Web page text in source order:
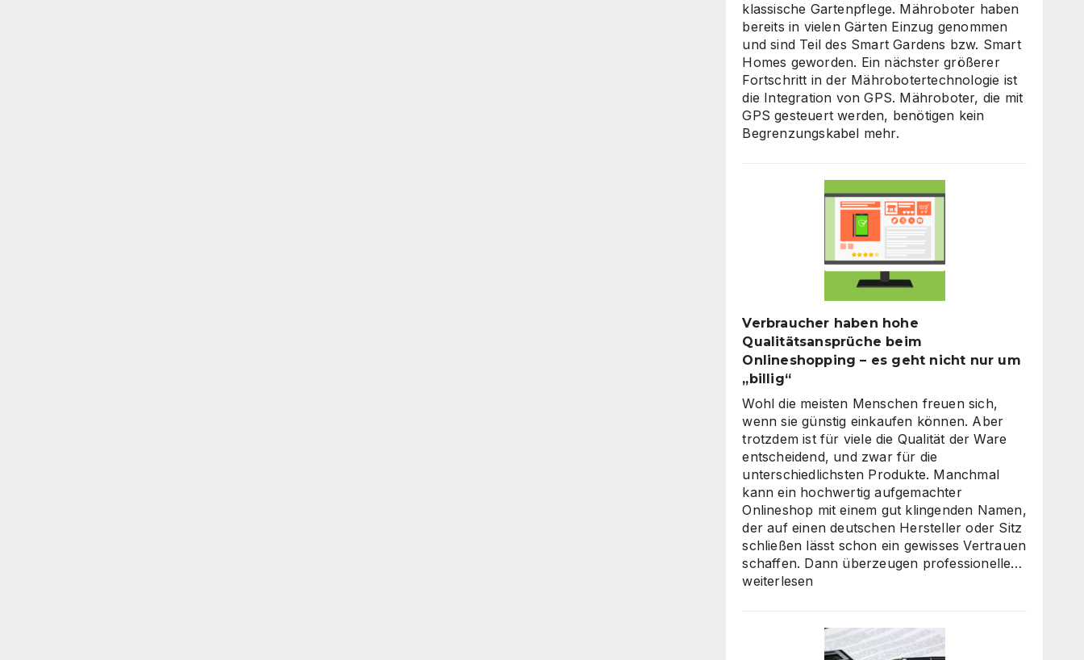
klassische Gartenpflege. Mähroboter haben
bereits in vielen Gärten Einzug genommen
und sind Teil des Smart Gardens bzw. Smart
Homes geworden. Ein nächster größerer
Fortschritt in der Mährobotertechnologie ist
die Integration von GPS. Mähroboter, die mit
GPS gesteuert werden, benötigen kein
Begrenzungskabel mehr.
Verbraucher haben hohe
Qualitätsansprüche beim
Onlineshopping – es geht nicht nur um
„billig“
Wohl die meisten Menschen freuen sich,
wenn sie günstig einkaufen können. Aber
trotzdem ist für viele die Qualität der Ware
entscheidend, und zwar für die
unterschiedlichsten Produkte. Manchmal
kann ein hochwertig aufgemachter
Onlineshop mit einem gut klingenden Namen,
der auf einen deutschen Hersteller oder Sitz
schließen lässt schon ein gewisses Vertrauen
schaffen. Dann überzeugen professionelle…
weiterlesen